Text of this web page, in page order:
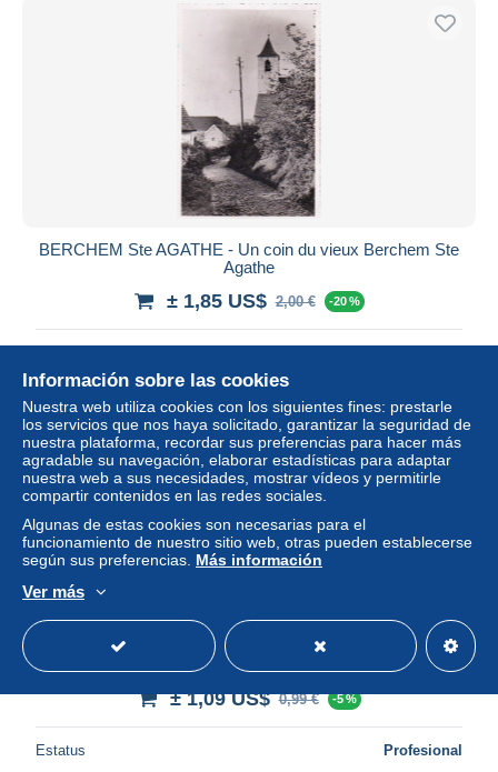
BERCHEM Ste AGATHE - Un coin du vieux Berchem Ste
Agathe
± 1,85 US$ 2,00 € -20 %
Nuevo
CPM - BERCHEM - Hubertuskerk
± 1,09 US$ 0,99 € -5 %
Estatus Profesional
Información sobre las cookies
Nuestra web utiliza cookies con los siguientes fines: prestarle
los servicios que nos haya solicitado, garantizar la seguridad de
nuestra plataforma, recordar sus preferencias para hacer más
agradable su navegación, elaborar estadísticas para adaptar
nuestra web a sus necesidades, mostrar vídeos y permitirle
compartir contenidos en las redes sociales.
Algunas de estas cookies son necesarias para el
funcionamiento de nuestro sitio web, otras pueden establecerse
según sus preferencias. Más información
Ver más